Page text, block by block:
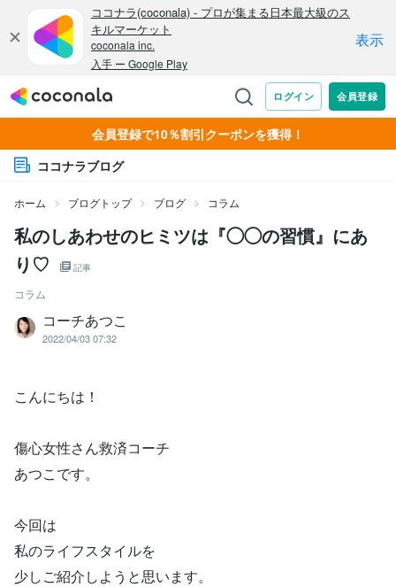
会員登録で10％割引クーポンを獲得！
ココナラブログ
ホーム ブログトップ ブログ コラム
私のしあわせのヒミツは『◯◯の習慣』にあ
り♡
記事
コラム
コーチあつこ
2022/04/03 07:32
こんにちは！
傷心女性さん救済コーチ
あつこです。
今回は
私のライフスタイルを
少しご紹介しようと思います。